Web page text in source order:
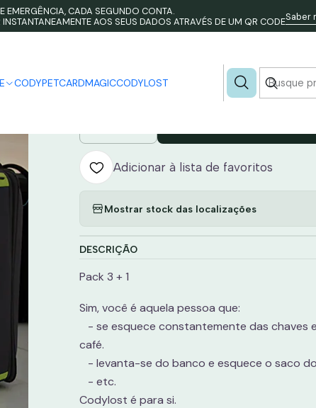
CODYPETCARDMAGICCODYLOST
EMERGÊNCIA, CADA SEGUNDO CONTA.
AOS SEUS DADOS ATRAVÉS DE UM QR CODESaber
CODYLOST - TRAVEL
CODYLOST -
Quantidade
Adicionar à lista de favoritos
Mostrar stock das localizações
DESCRIÇÃO
Pack 3 + 1
Sim, você é aquela pessoa que:
- se esquece constantemente das chaves
café.
- levanta-se do banco e esquece o saco
- etc.
Codylost é para si.